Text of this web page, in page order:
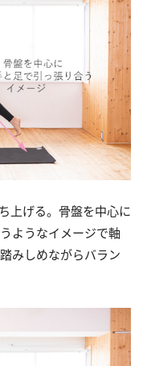
上げる。骨盤を中心に
ようなイメージで軸
みしめながらバラン